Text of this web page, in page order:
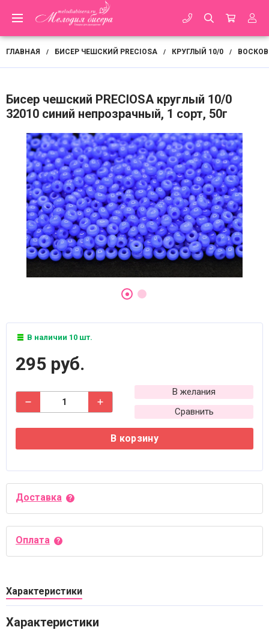
ГЛАВНАЯ / БИСЕР ЧЕШСКИЙ PRECIOSA / КРУГЛЫЙ 10/0 /
Бисер чешский PRECIOSA круглый 10/0
32010 синий непрозрачный, 1 сорт, 50г
В наличии 10 шт.
295 руб.
В желания
Сравнить
В корзину
Доставка
Оплата
Характеристики
Характеристики